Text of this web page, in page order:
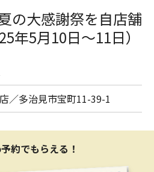
の大感謝祭を自店舗
年5月10日〜11日）
／多治見市宝町11-39-1
約でもらえる！